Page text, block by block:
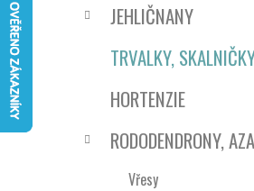
JEHLIČNANY
TRVALKY,
HORTENZIE
RODODENDRONY,
Vřesy